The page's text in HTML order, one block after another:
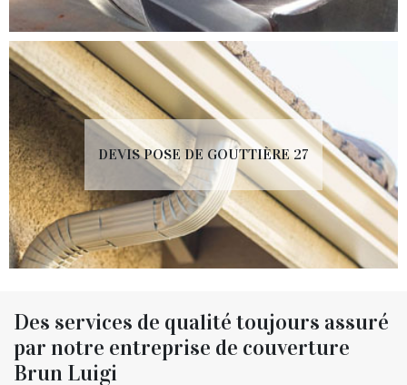
DEVIS POSE DE GOUTTIÈRE 27
Des services de qualité toujours assuré
par notre entreprise de couverture
Brun Luigi